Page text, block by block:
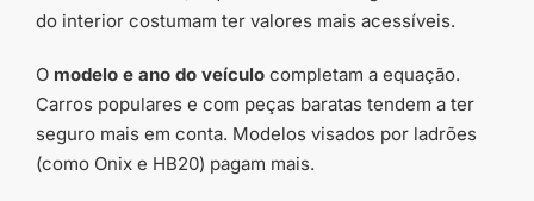
do interior costumam ter valores mais acessíveis.
O modelo e ano do veículo completam a equação.
Carros populares e com peças baratas tendem a ter
seguro mais em conta. Modelos visados por ladrões
(como Onix e HB20) pagam mais.